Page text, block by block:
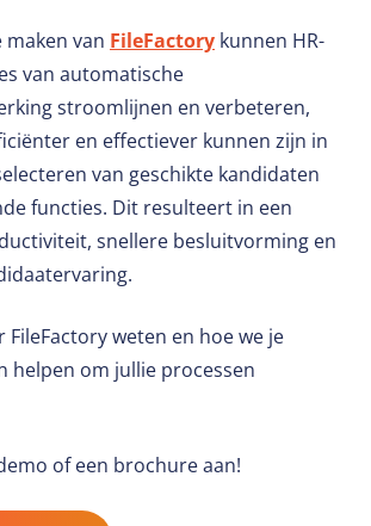
van FileFactory kunnen HR-
van automatische
stroomlijnen en verbeteren,
en effectiever kunnen zijn in
van geschikte kandidaten
functies. Dit resulteert in een
snellere besluitvorming en
FileFactory weten en hoe we je
helpen om jullie processen
of een brochure aan!